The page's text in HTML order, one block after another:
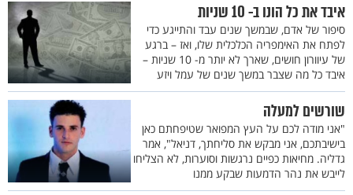
איבד את כל הונו ב- 10 שניות
סיפור של אדם, שבמשך שנים עבד והתייגע כדי
לפתח את האימפריה הכלכלית שלו, ואז – ברגע
של עיוורון חושים, שארך לא יותר מ- 10 שניות –
איבד כל מה שצבר במשך שנים של עמל ויזע
שורשים למעלה
"אני מודה לכם על העץ המפואר שטיפחתם כאן
בישיבתכם, אני מבקש את סליחתך, דניאל", אמר
גדליה. מחיאות כפיים נרגשות וסוערות, לא הצליחו
לייבש את נהר הדמעות שבקע ממנו